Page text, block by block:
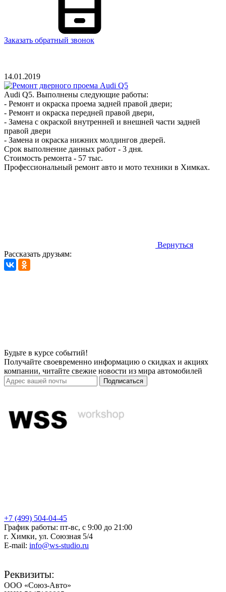
Заказать обратный звонок
14.01.2019
Audi Q5. Выполнены следующие работы:
- Ремонт и окраска проема задней правой двери;
- Ремонт и окраска передней правой двери,
- Замена с окраской внутренней и внешней части задней
правой двери
- Замена и окраска нижних молдингов дверей.
Срок выполнение данных работ - 3 дня.
Стоимость ремонта - 57 тыс.
Профессиональный ремонт авто и мото техники в Химках.
Вернуться
Рассказать друзьям:
Будьте в курсе событий!
Получайте своевременно информацию о скидках и акциях
компании, читайте свежие новости из мира автомобилей
Подписаться
+7 (499) 504-04-45
График работы: пт-вс, с 9:00 до 21:00
г. Химки, ул. Союзная 5/4
E-mail: info@ws-studio.ru
Реквизиты:
ООО «Союз-Авто»